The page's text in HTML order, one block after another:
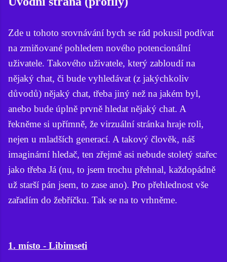
Zde u tohoto srovnávání bych se rád pokusil podívat
na zmiňované pohledem nového potencionální
uživatele. Takového uživatele, který zabloudí na
nějaký chat, či bude vyhledávat (z jakýchkoliv
důvodů) nějaký chat, třeba jiný než na jakém byl,
anebo bude úplně prvně hledat nějaký chat. A
řekněme si upřímně, že virzuální stránka hraje roli,
nejen u mladších generací. A takový člověk, náš
imaginární hledač, ten zřejmě asi nebude stoletý stařec
jako třeba Já (nu, to jsem trochu přehnal, každopádně
už starší pán jsem, to zase ano). Pro přehlednost vše
zařadím do žebříčku. Tak se na to vrhněme.
1. místo - Libimseti